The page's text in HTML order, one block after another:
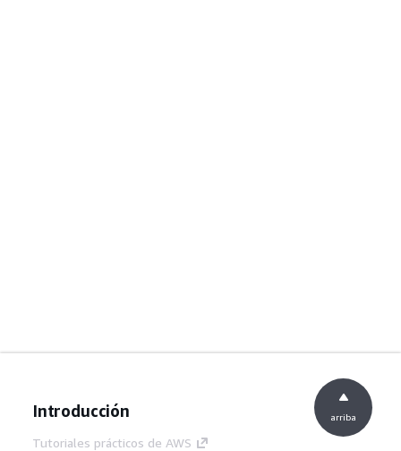
Introducción
Tutoriales prácticos de AWS
arriba